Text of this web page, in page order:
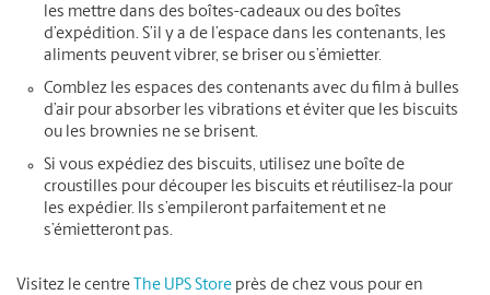
les mettre dans des boîtes-cadeaux ou des boîtes
d’expédition. S’il y a de l’espace dans les contenants, les
aliments peuvent vibrer, se briser ou s’émietter.
Comblez les espaces des contenants avec du film à bulles
d’air pour absorber les vibrations et éviter que les biscuits
ou les brownies ne se brisent.
Si vous expédiez des biscuits, utilisez une boîte de
croustilles pour découper les biscuits et réutilisez-la pour
les expédier. Ils s’empileront parfaitement et ne
s’émietteront pas.
Visitez le centre The UPS Store près de chez vous pour en